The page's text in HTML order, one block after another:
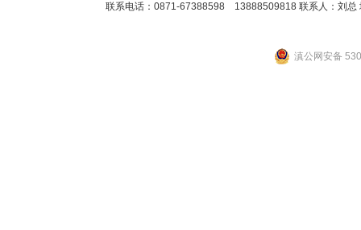
联系电话：0871-67388598 13888509818 联系人：刘总
滇公网安备